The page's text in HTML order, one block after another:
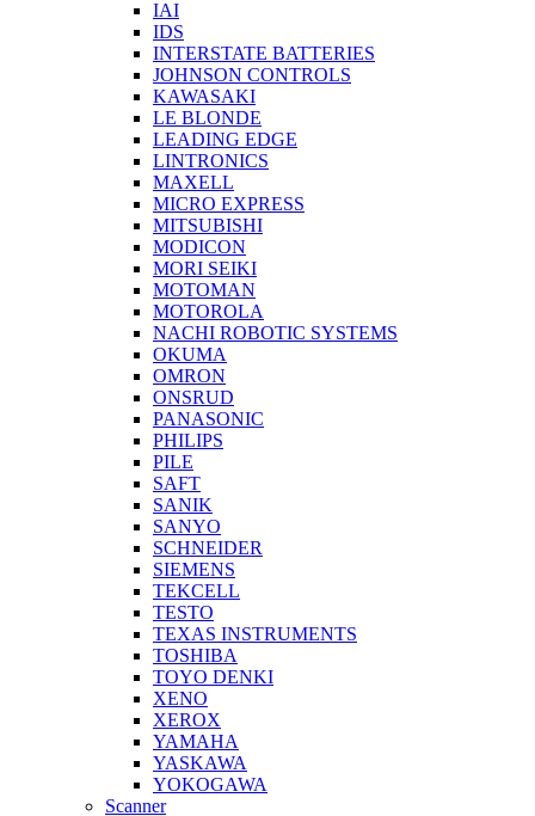
IAI
IDS
INTERSTATE BATTERIES
JOHNSON CONTROLS
KAWASAKI
LE BLONDE
LEADING EDGE
LINTRONICS
MAXELL
MICRO EXPRESS
MITSUBISHI
MODICON
MORI SEIKI
MOTOMAN
MOTOROLA
NACHI ROBOTIC SYSTEMS
OKUMA
OMRON
ONSRUD
PANASONIC
PHILIPS
PILE
SAFT
SANIK
SANYO
SCHNEIDER
SIEMENS
TEKCELL
TESTO
TEXAS INSTRUMENTS
TOSHIBA
TOYO DENKI
XENO
XEROX
YAMAHA
YASKAWA
YOKOGAWA
Scanner